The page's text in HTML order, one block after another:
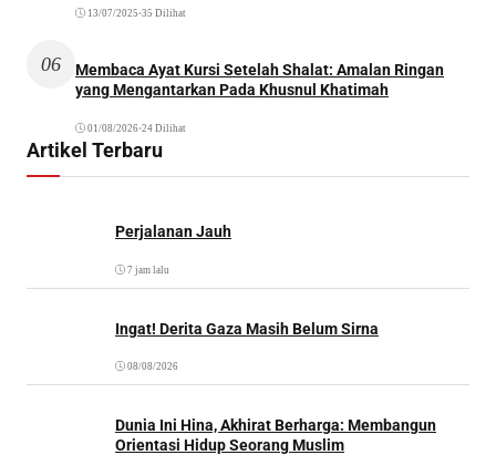
13/07/2025 •35 Dilihat
06
Membaca Ayat Kursi Setelah Shalat: Amalan Ringan
yang Mengantarkan Pada Khusnul Khatimah
01/08/2026•24 Dilihat
Artikel Terbaru
Perjalanan Jauh
7 jam lalu
Ingat! Derita Gaza Masih Belum Sirna
08/08/2026
Dunia Ini Hina, Akhirat Berharga: Membangun
Orientasi Hidup Seorang Muslim